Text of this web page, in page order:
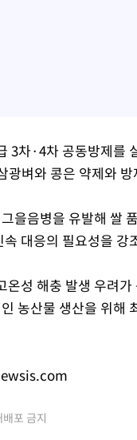
3차·4차 공동방제를
광벼와 콩은 약제와
을음병을 유발해 쌀
대응의 필요성을 강
성 해충 발생 우려
농산물 생산을 위해
포 금지